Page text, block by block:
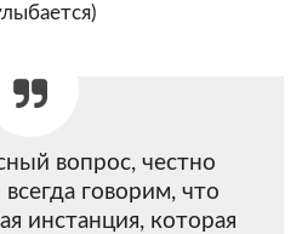
вопрос, честно
говорим, что
инстанция, которая